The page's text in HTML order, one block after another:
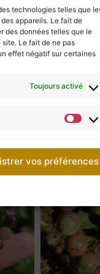
technologies telles que
appareils. Le fait de
des données telles que le
Le fait de ne pas
effet négatif sur certaines
Toujours activé
vos préférences